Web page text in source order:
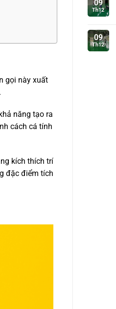
gọi này xuất
năng tạo ra
cách cá tính
kích thích trí
đặc điểm tích
09
Th12
09
Th12